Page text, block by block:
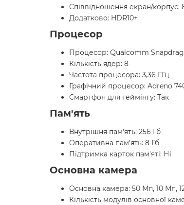
Співвідношення екран/корпус:
Додатково: HDR10+
Процесор
Процесор: Qualcomm
Кількість ядер: 8
Частота процесора: 3,36 ГГц
Графічний процесор: Adreno
Смартфон для геймінгу: Так
Пам'ять
Внутрішня пам'ять: 256 Гб
Оперативна пам'ять: 8 Гб
Підтримка карток пам'яті: Ні
Основна камера
Основна камера: 50 Мп, 10 Мп,
Кількість модулів основної